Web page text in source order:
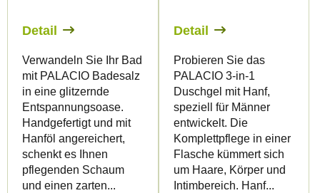
Detail
Verwandeln Sie Ihr Bad
mit PALACIO Badesalz
in eine glitzernde
Entspannungsoase.
Handgefertigt und mit
Hanföl angereichert,
schenkt es Ihnen
pflegenden Schaum
und einen zarten...
Detail
Probieren Sie das
PALACIO 3-in-1
Duschgel mit Hanf,
speziell für Männer
entwickelt. Die
Komplettpflege in einer
Flasche kümmert sich
um Haare, Körper und
Intimbereich. Hanf...